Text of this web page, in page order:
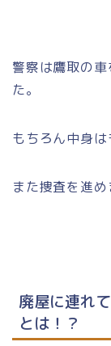
警察は鷹取の
た。
もちろん中身は
また捜査を進め
廃屋に連れ
とは！？